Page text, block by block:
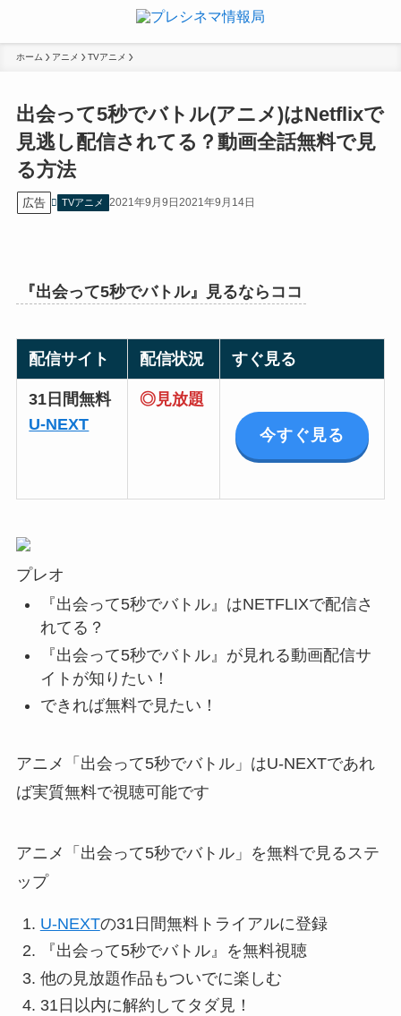
ホーム アニメ TVアニメ
出会って5秒でバトル(アニメ)はNetflixで
見逃し配信されてる？動画全話無料で見
る方法
広告 TVアニメ 2021年9月9日2021年9月14日
『出会って5秒でバトル』見るならココ
配信サイト 配信状況 すぐ見る
31日間無料
U-NEXT
◎見放題
今すぐ見る
プレオ
『出会って5秒でバトル』はNETFLIXで配信さ
れてる？
『出会って5秒でバトル』が見れる動画配信サ
イトが知りたい！
できれば無料で見たい！
アニメ「 出会って5秒でバトル」はU-NEXTであれ
ば実質無料で視聴可能です
アニメ「出会って5秒でバトル」を無料で見るステ
ップ
U-NEXTの31日間無料トライアルに登録
『出会って5秒でバトル』を無料視聴
他の見放題作品もついでに楽しむ
31日以内に解約してタダ見！